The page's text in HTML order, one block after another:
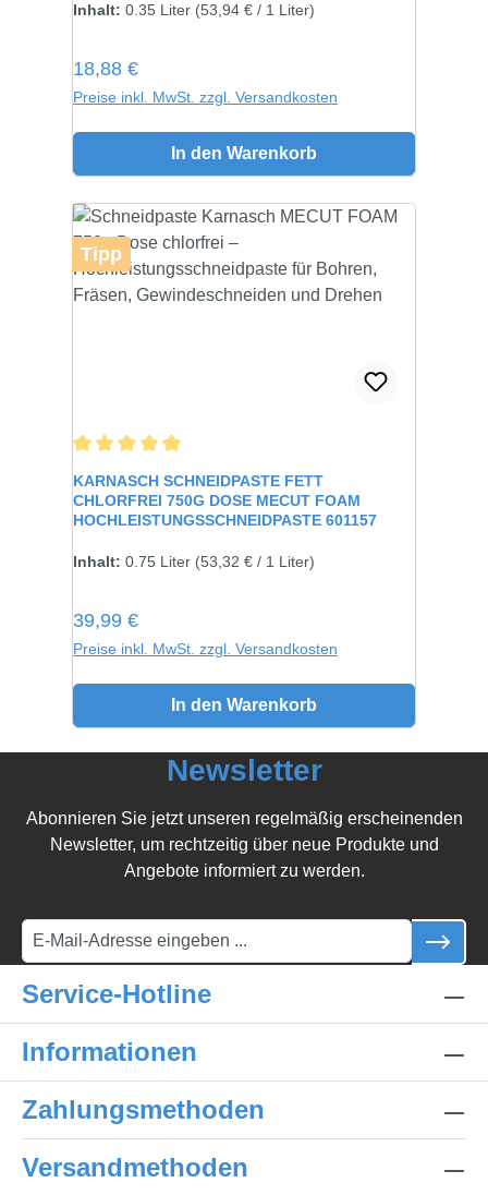
Inhalt: 0.35 Liter (53,94 € / 1 Liter)
Regulärer Preis:
18,88 €
Preise inkl. MwSt. zzgl. Versandkosten
In den Warenkorb
Tipp
KARNASCH SCHNEIDPASTE FETT
CHLORFREI 750G DOSE MECUT FOAM
HOCHLEISTUNGSSCHNEIDPASTE 601157
Inhalt: 0.75 Liter (53,32 € / 1 Liter)
Regulärer Preis:
39,99 €
Preise inkl. MwSt. zzgl. Versandkosten
In den Warenkorb
Newsletter
Abonnieren Sie jetzt unseren regelmäßig erscheinenden
Newsletter, um rechtzeitig über neue Produkte und
Angebote informiert zu werden.
Service-Hotline
Informationen
Zahlungsmethoden
Versandmethoden